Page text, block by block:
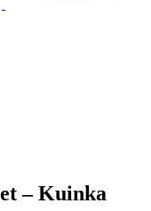
– Kuinka